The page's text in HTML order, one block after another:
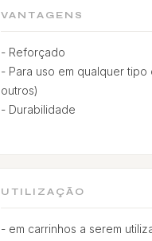
VANTAGENS
- Reforçado
- Para uso em qualquer
outros)
- Durabilidade
UTILIZAÇÃO
- em carrinhos a serem